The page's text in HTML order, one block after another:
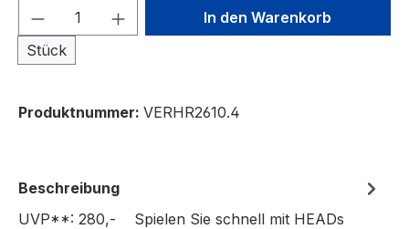
Produkt Anzahl: Gib den
Stück
In den Warenkorb
Produktnummer: VERHR2610.4
Beschreibung
UVP**: 280,- Spielen Sie schnell mit HEADs